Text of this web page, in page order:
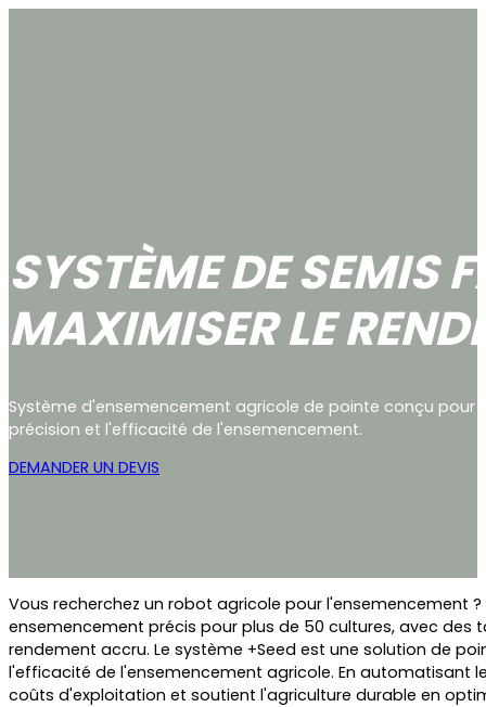
SYSTÈME DE SEMIS
MAXIMISER LE
Système d'ensemencement agricole de pointe conçu pour
précision et l'efficacité de l'ensemencement.
DEMANDER UN DEVIS
Vous recherchez un robot agricole pour l'ensemencement ?
ensemencement précis pour plus de 50 cultures, avec
rendement accru. Le système +Seed est une solution de
l'efficacité de l'ensemencement agricole. En automatisant
coûts d'exploitation et soutient l'agriculture durable en